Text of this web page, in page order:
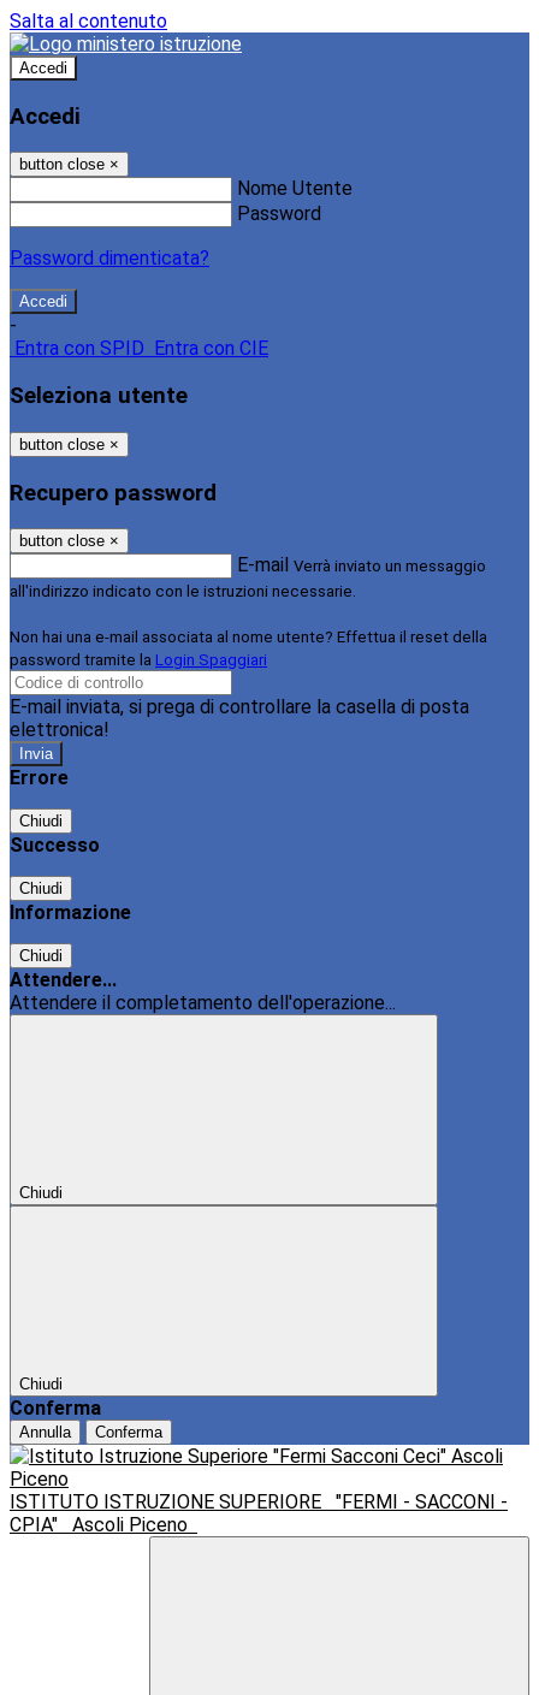
Salta al contenuto
Accedi
Accedi
button close ×
Nome Utente
Password
Password dimenticata?
-
Entra con SPID
Entra con CIE
Seleziona utente
button close ×
Recupero password
button close ×
E-mail Verrà inviato un messaggio
all'indirizzo indicato con le istruzioni necessarie.
Non hai una e-mail associata al nome utente? Effettua il reset della
password tramite la Login Spaggiari
E-mail inviata, si prega di controllare la casella di posta
elettronica!
Errore
Chiudi
Successo
Chiudi
Informazione
Chiudi
Attendere...
Attendere il completamento dell'operazione...
Chiudi
Chiudi
Conferma
Annulla Conferma
ISTITUTO ISTRUZIONE SUPERIORE
"FERMI - SACCONI -
CPIA"
Ascoli Piceno